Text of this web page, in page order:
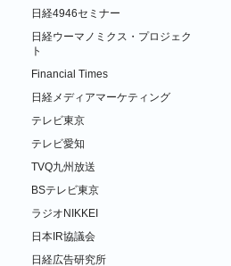
日経4946セミナー
日経ウーマノミクス・プロジェク
ト
Financial Times
日経メディアマーケティング
テレビ東京
テレビ愛知
TVQ九州放送
BSテレビ東京
ラジオNIKKEI
日本IR協議会
日経広告研究所